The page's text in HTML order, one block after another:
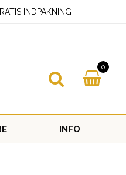
INDPAKNING
0
INFO